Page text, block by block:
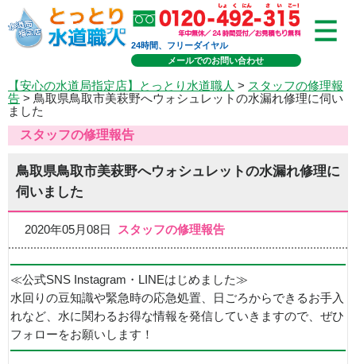
24時間、フリーダイヤル
メールでのお問い合わせ
【安心の水道局指定店】とっとり水道職人 > スタッフの修理報
告 > 鳥取県鳥取市美萩野へウォシュレットの水漏れ修理に伺い
ました
スタッフの修理報告
鳥取県鳥取市美萩野へウォシュレットの水漏れ修理に
伺いました
2020年05月08日 スタッフの修理報告
≪公式SNS Instagram・LINEはじめました≫
水回りの豆知識や緊急時の応急処置、日ごろからできるお手入
れなど、水に関わるお得な情報を発信していきますので、ぜひ
フォローをお願いします！